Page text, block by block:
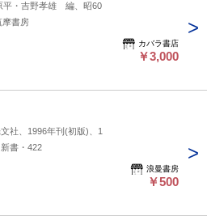
平・吉野孝雄 編、昭60
書房
カバラ書店
￥3,000
社、1996年刊(初版)、1
書・422
浪曼書房
￥500